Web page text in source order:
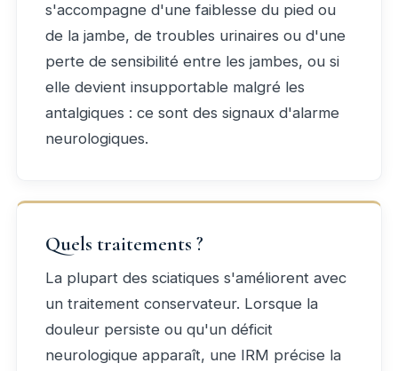
s'accompagne d'une faiblesse du pied ou
de la jambe, de troubles urinaires ou d'une
perte de sensibilité entre les jambes, ou si
elle devient insupportable malgré les
antalgiques : ce sont des signaux d'alarme
neurologiques.
Quels traitements ?
La plupart des sciatiques s'améliorent avec
un traitement conservateur. Lorsque la
douleur persiste ou qu'un déficit
neurologique apparaît, une IRM précise la